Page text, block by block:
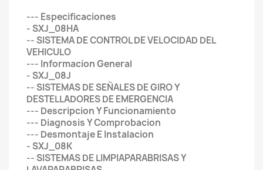
--- Especificaciones
- SXJ_08HA
-- SISTEMA DE CONTROL DE VELOCIDAD DEL
VEHICULO
--- Informacion General
- SXJ_08J
-- SISTEMAS DE SEÑALES DE GIRO Y
DESTELLADORES DE EMERGENCIA
--- Descripcion Y Funcionamiento
--- Diagnosis Y Comprobacion
--- Desmontaje E Instalacion
- SXJ_08K
-- SISTEMAS DE LIMPIAPARABRISAS Y